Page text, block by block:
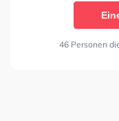
46 Personen